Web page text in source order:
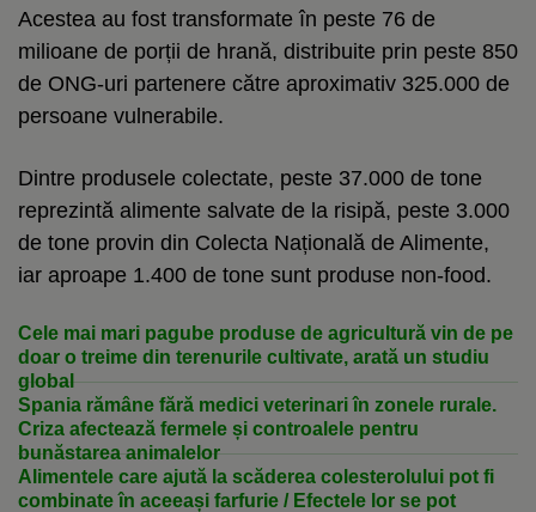
Acestea au fost transformate în peste 76 de
milioane de porții de hrană, distribuite prin peste 850
de ONG-uri partenere către aproximativ 325.000 de
persoane vulnerabile.
Dintre produsele colectate, peste 37.000 de tone
reprezintă alimente salvate de la risipă, peste 3.000
de tone provin din Colecta Națională de Alimente,
iar aproape 1.400 de tone sunt produse non-food.
Cele mai mari pagube produse de agricultură vin de pe
doar o treime din terenurile cultivate, arată un studiu
global
Spania rămâne fără medici veterinari în zonele rurale.
Criza afectează fermele și controalele pentru
bunăstarea animalelor
Alimentele care ajută la scăderea colesterolului pot fi
combinate în aceeași farfurie / Efectele lor se pot